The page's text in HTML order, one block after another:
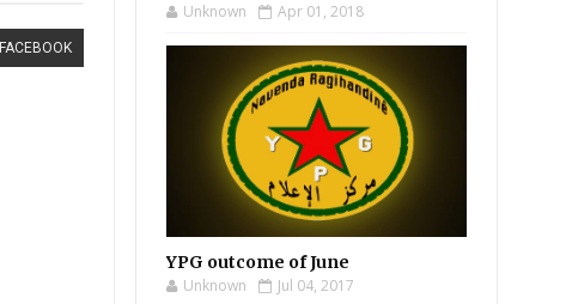
FACEBOOK
Unknown Apr 01, 2018
YPG outcome of June
Unknown Jul 04, 2017